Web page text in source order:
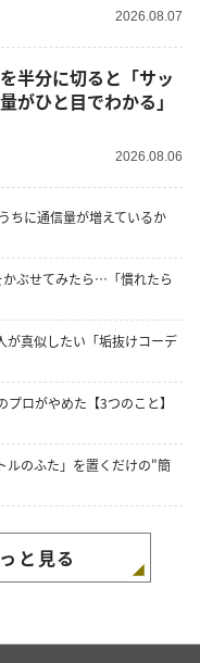
2026.08.07
半分に切ると「サッ
がひと目でわかる」
2026.08.06
ちに通信量が増えているか
ぶせてみたら…「慣れたら
が真似したい「垢抜けコーデ
ロがやめた【3つのこと】
ルのふた」を置くだけの"簡
と見る